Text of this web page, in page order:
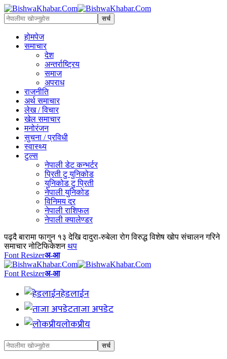
होमपेज
समाचार
देश
अन्तर्राष्ट्रिय
समाज
अपराध
राजनीति
अर्थ समाचार
लेख / विचार
खेल समाचार
मनोरंजन
सुचना / प्रविधी
स्वास्थ्य
टुल्स
नेपाली डेट कन्भर्टर
प्रिती टु युनिकोड
युनिकोड टु प्रिती
नेपाली युनिकोड
विनिमय दर
नेपाली राशिफल
नेपाली क्यालेण्डर
पढ्दै बारामा फागुन १३ देखि दादुरा-रुबेला रोग विरुद्ध विशेष खोप संचालन गरिने
समाचार नोटिफिकेशन थप
Font Resizerअ-आ
Font Resizerअ-आ
हेडलाईन
ताजा अपडेट
लोकप्रीय